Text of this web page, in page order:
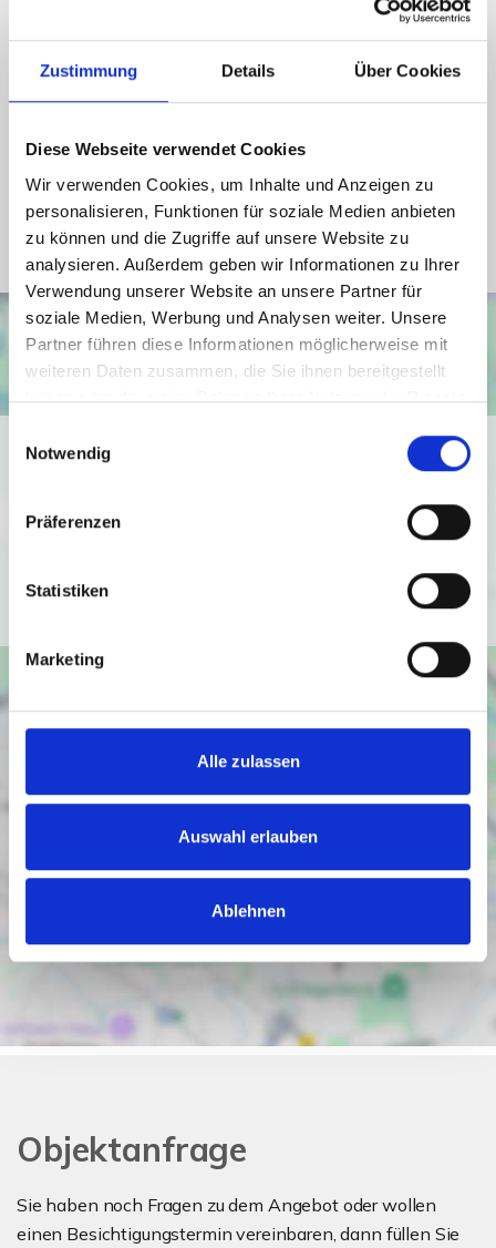
Zustimmung Details Über Cookies
Diese Webseite verwendet Cookies
Wir verwenden Cookies, um Inhalte und Anzeigen zu
personalisieren, Funktionen für soziale Medien anbieten
zu können und die Zugriffe auf unsere Website zu
analysieren. Außerdem geben wir Informationen zu Ihrer
Verwendung unserer Website an unsere Partner für
soziale Medien, Werbung und Analysen weiter. Unsere
Partner führen diese Informationen möglicherweise mit
weiteren Daten zusammen, die Sie ihnen bereitgestellt
haben oder die sie im Rahmen Ihrer Nutzung der Dienste
Notwendig
Präferenzen
Statistiken
Marketing
Alle zulassen
Auswahl erlauben
Ablehnen
Energieausweis Werteklasse
Energieausweis Baujahr
1908
Energieausweis Gebäudeart
Heizung
Zentralheizung
Befeuerung
Öl
Ich bin damit einverstanden, dass mir Karten von Google
(https://policies.google.com/privacy
Objektanfrage
Sie haben noch Fragen zu dem Angebot oder wollen
einen Besichtigungstermin vereinbaren, dann füllen Sie